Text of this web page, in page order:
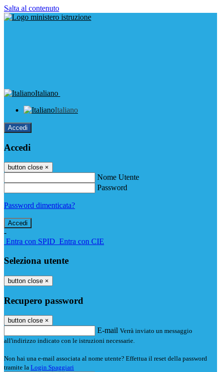
Salta al contenuto
Italiano
Italiano
Accedi
Accedi
button close ×
Nome Utente
Password
Password dimenticata?
-
Entra con SPID Entra con CIE
Seleziona utente
button close ×
Recupero password
button close ×
E-mail Verrà inviato un messaggio
all'indirizzo indicato con le istruzioni necessarie.
Non hai una e-mail associata al nome utente? Effettua il reset della password
tramite la Login Spaggiari